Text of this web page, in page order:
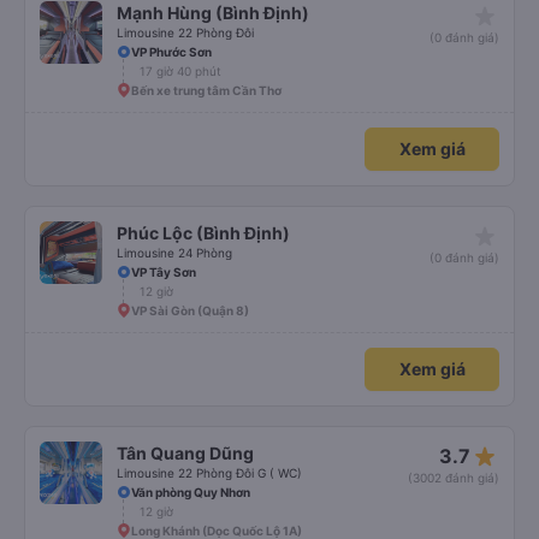
Mạnh Hùng (Bình Định)
Limousine 22 Phòng Đôi
(0 đánh giá)
VP Phước Sơn
17 giờ 40 phút
Bến xe trung tâm Cần Thơ
Xem giá
Phúc Lộc (Bình Định)
Limousine 24 Phòng
(0 đánh giá)
VP Tây Sơn
12 giờ
VP Sài Gòn (Quận 8)
Xem giá
Tân Quang Dũng
Limousine 22 Phòng Đôi G ( WC)
3.7 star_rate
(3002 đánh giá)
Văn phòng Quy Nhơn
12 giờ
Long Khánh (Dọc Quốc Lộ 1A)